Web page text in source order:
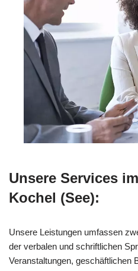
Unsere Services
Kochel (See):
Unsere Leistungen umfassen
der verbalen und schriftlichen
Veranstaltungen, geschäftlichen